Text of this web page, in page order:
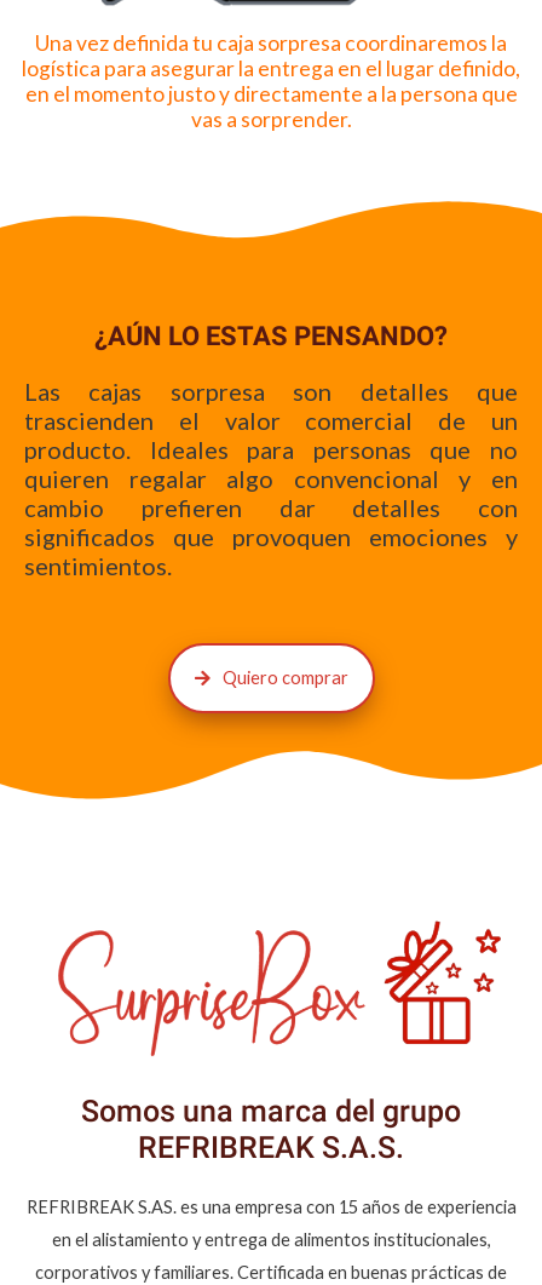
Una vez definida tu caja sorpresa coordinaremos la
logística para asegurar la entrega en el lugar definido,
en el momento justo y directamente a la persona que
vas a sorprender.
¿AÚN LO ESTAS PENSANDO?
Las cajas sorpresa son detalles que
trascienden el valor comercial de un
producto. Ideales para personas que no
quieren regalar algo convencional y en
cambio prefieren dar detalles con
significados que provoquen emociones y
sentimientos.
Quiero comprar
Somos una marca del grupo
REFRIBREAK S.A.S.
REFRIBREAK S.AS. es una empresa con 15 años de experiencia
en el alistamiento y entrega de alimentos institucionales,
corporativos y familiares. Certificada en buenas prácticas de